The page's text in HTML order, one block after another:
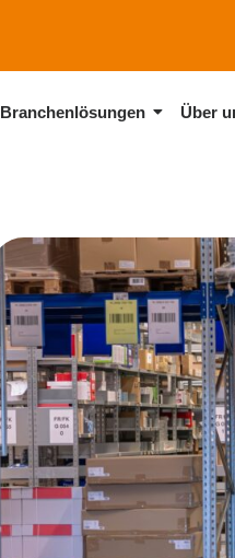
Branchenlösungen Über